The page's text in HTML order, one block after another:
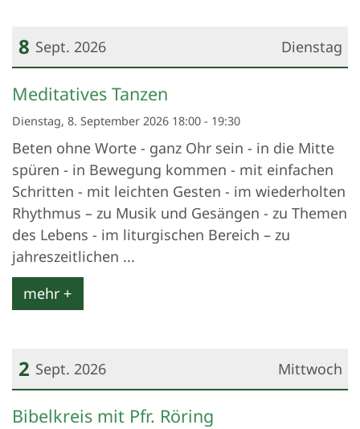
Dienstag
8 Sept. 2026
Datum: 8. September 2026
Meditatives Tanzen
Dienstag, 8. September 2026 18:00 - 19:30
Beten ohne Worte - ganz Ohr sein - in die Mitte
spüren - in Bewegung kommen - mit einfachen
Schritten - mit leichten Gesten - im wiederholten
Rhythmus – zu Musik und Gesängen - zu Themen
des Lebens - im liturgischen Bereich – zu
jahreszeitlichen ...
mehr +
Mittwoch
2 Sept. 2026
Datum: 2. September 2026
Bibelkreis mit Pfr. Röring